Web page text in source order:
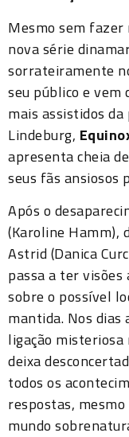
Mesmo sem fazer
nova série
sorrateiramente
seu público e vem
mais assistidos
Lindeburg,
apresenta cheia
seus fãs ansiosos
Após o
(Karoline Hamm),
Astrid (Danica
passa a ter
sobre o possível
mantida. Nos dias
ligação
deixa
todos os
respostas,
mundo